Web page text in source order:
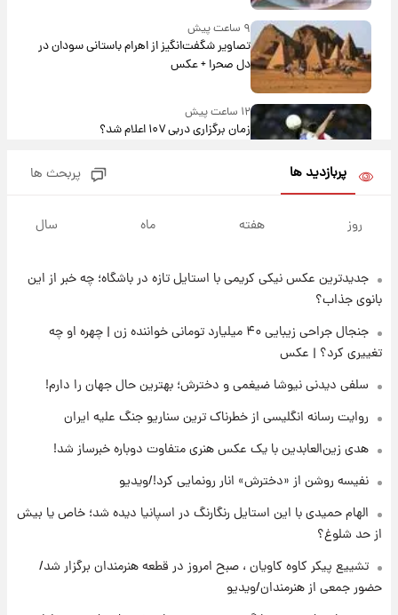
۹ ساعت پیش
تصاویر شگفت‌انگیز از اهرام باستانی سودان در
دل صحرا + عکس
۱۲ ساعت پیش
زمان برگزاری دربی ۱۰۷ اعلام شد؟
جزئیات
۱۴ ساعت پیش
آتش‌سوزی در لوناپارک شیراز؛ آخرین وضعیت
خزندگان خطرناک پس از حادثه
۱۹ ساعت پیش
خواستگار ۵۰ساله شاهدخت لئونور بازداشت شد
پدر+عکس و فیلم
۲۰ ساعت پیش
پربازدید ها پربحث ها
روز هفته ماه سال
جدیدترین عکس نیکی کریمی با استایل تازه در باشگاه؛ چه خبر از این
بانوی جذاب؟
جنجال جراحی زیبایی ۴۰ میلیارد تومانی خواننده زن | چهره او چه
تغییری کرد؟ | عکس
سلفی دیدنی نیوشا ضیغمی و دخترش؛ بهترین حال جهان را دارم!
روایت رسانه انگلیسی از خطرناک ترین سناریو جنگ علیه ایران
هدی زین‌العابدین با یک عکس هنری متفاوت دوباره خبرساز شد!
نفیسه روشن از «دخترش» انار رونمایی کرد!/ویدیو
الهام حمیدی با این استایل رنگارنگ در اسپانیا دیده شد؛ خاص یا بیش
از حد شلوغ؟
تشییع پیکر کاوه کاویان ، صبح امروز در قطعه هنرمندان برگزار شد/
حضور جمعی از هنرمندان/ویدیو